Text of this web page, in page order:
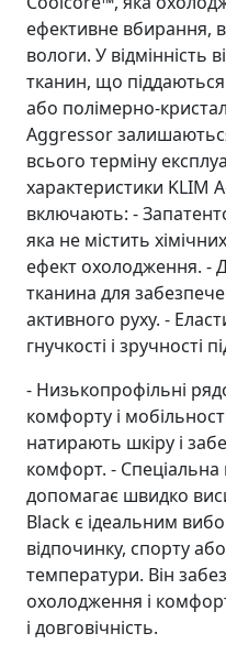
ефективне вбирання,
вологи. У відмінність
тканин, що
або полімерно-
Aggressor
всього терміну
характеристики KLIM
включають: -
яка не містить
ефект охолодження. -
тканина для
активного руху. -
гнучкості і зручності
- Низькопрофільні
комфорту і
натирають шкіру і
комфорт. - Спеціальна
допомагає швидко
Black є ідеальним
відпочинку, спорту
температури. Він
охолодження і
і довговічність.